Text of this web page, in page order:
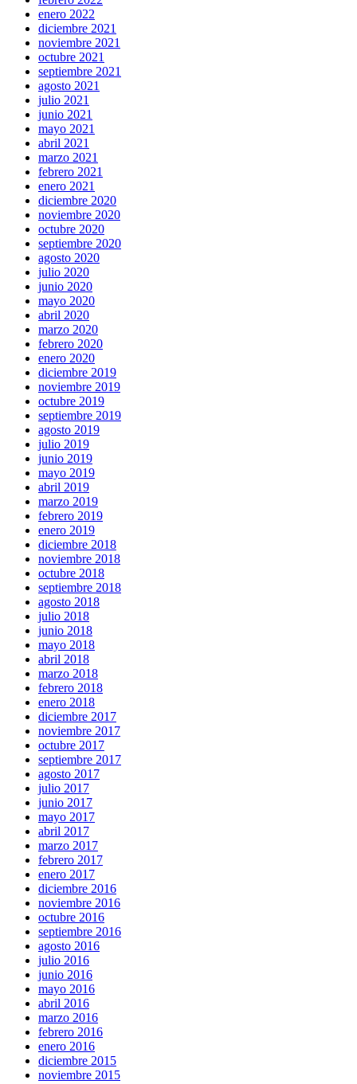
enero 2022
diciembre 2021
noviembre 2021
octubre 2021
septiembre 2021
agosto 2021
julio 2021
junio 2021
mayo 2021
abril 2021
marzo 2021
febrero 2021
enero 2021
diciembre 2020
noviembre 2020
octubre 2020
septiembre 2020
agosto 2020
julio 2020
junio 2020
mayo 2020
abril 2020
marzo 2020
febrero 2020
enero 2020
diciembre 2019
noviembre 2019
octubre 2019
septiembre 2019
agosto 2019
julio 2019
junio 2019
mayo 2019
abril 2019
marzo 2019
febrero 2019
enero 2019
diciembre 2018
noviembre 2018
octubre 2018
septiembre 2018
agosto 2018
julio 2018
junio 2018
mayo 2018
abril 2018
marzo 2018
febrero 2018
enero 2018
diciembre 2017
noviembre 2017
octubre 2017
septiembre 2017
agosto 2017
julio 2017
junio 2017
mayo 2017
abril 2017
marzo 2017
febrero 2017
enero 2017
diciembre 2016
noviembre 2016
octubre 2016
septiembre 2016
agosto 2016
julio 2016
junio 2016
mayo 2016
abril 2016
marzo 2016
febrero 2016
enero 2016
diciembre 2015
noviembre 2015